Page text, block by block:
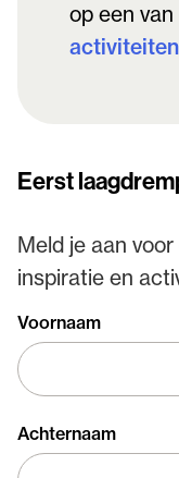
op een
activiteiten
Eerst
Meld je aan
inspiratie en
Voornaam
Achternaam